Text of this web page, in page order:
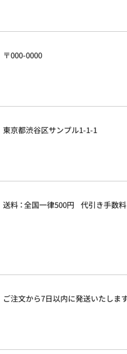
〒000-0000
東京都渋谷区サンプル1-1-1
送料：全国一律500円 代引き手数
ご注文から7日以内に発送いたしま